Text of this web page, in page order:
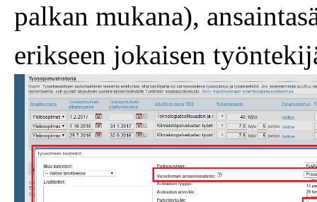
palkan mukana),
erikseen jokaisen